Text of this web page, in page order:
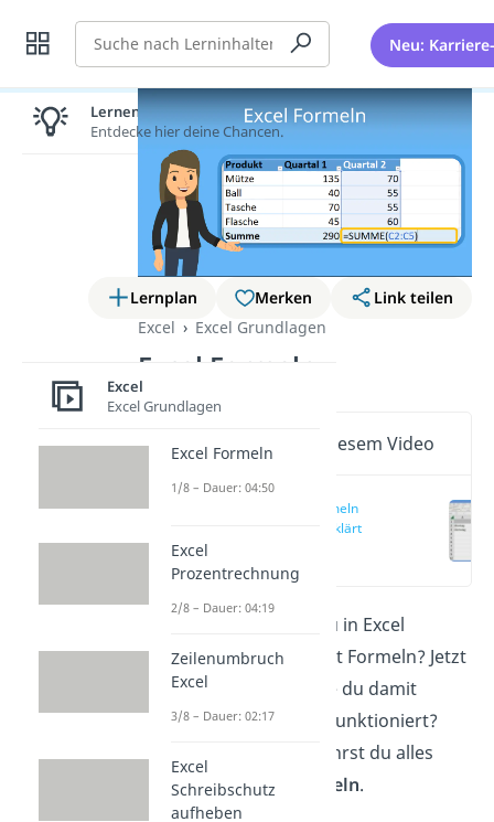
Suche Neu:
Lernplan Merken
Link teilen
Excel
Excel Grundlagen
Excel Formeln
Wichtige Inhalte in diesem Video
Excel Formeln
einfach erklärt
Du hast gehört, dass du in Excel
rechnen kannst, z. B. mit Formeln? Jetzt
weißt du aber nicht, wie du damit
anfängst oder wie das funktioniert?
Kein Problem, hier erfährst du alles
Wichtige zuExcel Formeln.
Lernen lohnt sich!
Entdecke hier deine Chancen.
Excel
Excel Grundlagen
Excel Formeln
1/8 – Dauer: 04:50
Excel
Prozentrechnung
2/8 – Dauer: 04:19
Zeilenumbruch
Excel
3/8 – Dauer: 02:17
Excel
Schreibschutz
aufheben